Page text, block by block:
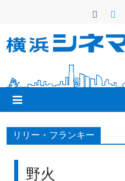
ン
横
浜
シ
ネ
マ
リリー・フランキー
野火